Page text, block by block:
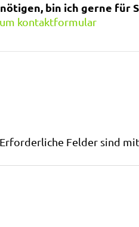
bin ich gerne für
kontaktformular
Erforderliche Felder sind mit